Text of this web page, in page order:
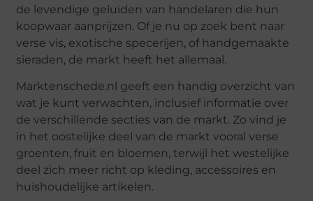
de levendige geluiden van handelaren die hun
koopwaar aanprijzen. Of je nu op zoek bent naar
verse vis, exotische specerijen, of handgemaakte
sieraden, de markt heeft het allemaal.
Marktenschede.nl geeft een handig overzicht van
wat je kunt verwachten, inclusief informatie over
de verschillende secties van de markt. Zo vind je
in het oostelijke deel van de markt vooral verse
groenten, fruit en bloemen, terwijl het westelijke
deel zich meer richt op kleding, accessoires en
huishoudelijke artikelen.